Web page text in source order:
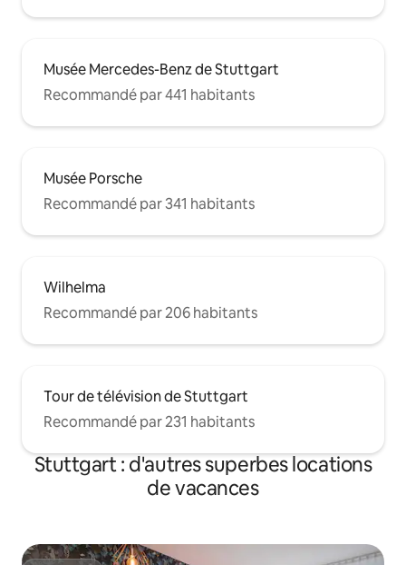
Musée Mercedes-Benz de Stuttgart
Recommandé par 441 habitants
Musée Porsche
Recommandé par 341 habitants
Wilhelma
Recommandé par 206 habitants
Tour de télévision de Stuttgart
Recommandé par 231 habitants
Stuttgart : d'autres superbes locations
de vacances